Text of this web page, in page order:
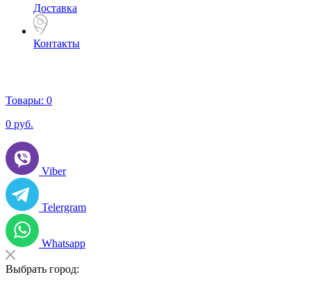
Доставка
Контакты
Товары: 0
0 руб.
Viber
Telergram
Whatsapp
Выбрать город: